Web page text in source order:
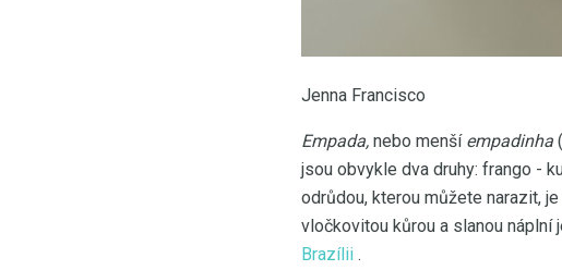
Jenna Francisco
Empada, nebo menší empadinha
jsou obvykle dva druhy: frango -
odrůdou, kterou můžete narazit, je
vločkovitou kůrou a slanou náplní
Brazílii .